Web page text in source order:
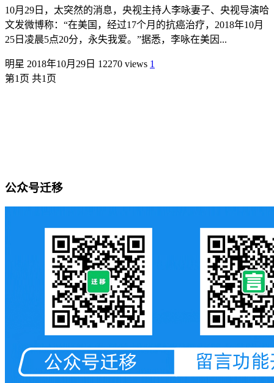
10月29日，太突然的消息，央视主持人李咏妻子、央视导演哈
文发微博称：“在美国，经过17个月的抗癌治疗，2018年10月
25日凌晨5点20分，永失我爱。”据悉，李咏在美因...
明星 2018年10月29日 12270 views 1
第1页 共1页
公众号迁移